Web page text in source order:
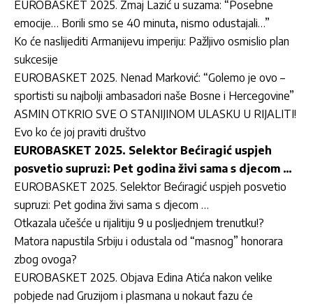
EUROBASKET 2025. Zmaj Lazić u suzama: “Posebne
emocije… Borili smo se 40 minuta, nismo odustajali…”
Ko će naslijediti Armanijevu imperiju: Pažljivo osmislio plan
sukcesije
EUROBASKET 2025. Nenad Marković: “Golemo je ovo –
sportisti su najbolji ambasadori naše Bosne i Hercegovine”
ASMIN OTKRIO SVE O STANIJINOM ULASKU U RIJALITI!
Evo ko će joj praviti društvo
EUROBASKET 2025. Selektor Bećiragić uspjeh
posvetio supruzi: Pet godina živi sama s djecom …
EUROBASKET 2025. Selektor Bećiragić uspjeh posvetio
supruzi: Pet godina živi sama s djecom …
Otkazala učešće u rijalitiju 9 u posljednjem trenutku!?
Matora napustila Srbiju i odustala od “masnog” honorara
zbog ovoga?
EUROBASKET 2025. Objava Edina Atića nakon velike
pobjede nad Gruzijom i plasmana u nokaut fazu će